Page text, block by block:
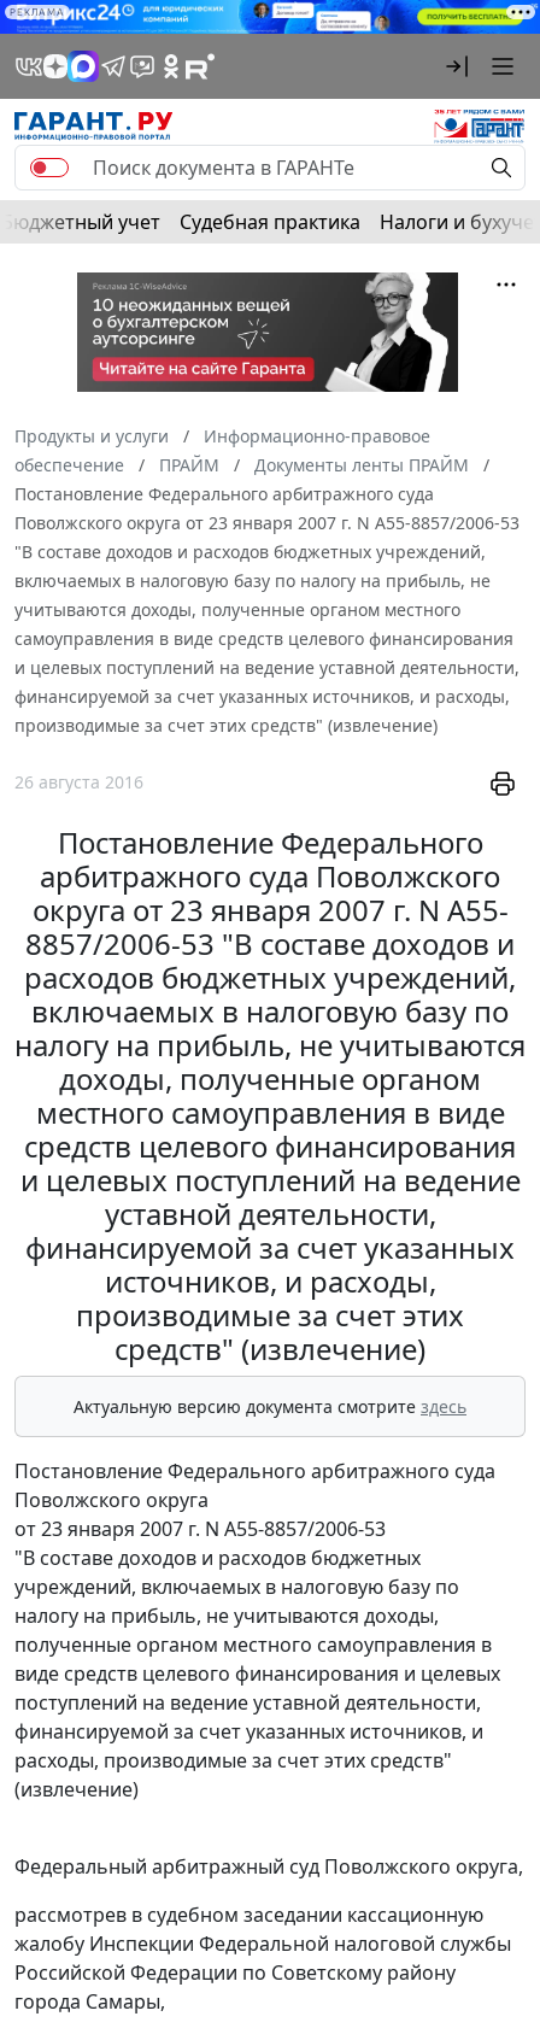
РЕКЛАМА
Бюджетный учет Судебная практика Налоги и
Продукты и услуги
Информационно-правовое
обеспечение
ПРАЙМ
Документы ленты ПРАЙМ
Постановление Федерального арбитражного суда
Поволжского округа от 23 января 2007 г. N А55-8857/2006-53
"В составе доходов и расходов бюджетных учреждений,
включаемых в налоговую базу по налогу на прибыль, не
учитываются доходы, полученные органом местного
самоуправления в виде средств целевого финансирования
и целевых поступлений на ведение уставной деятельности,
финансируемой за счет указанных источников, и расходы,
производимые за счет этих средств" (извлечение)
26 августа 2016
Постановление Федерального
арбитражного суда Поволжского
округа от 23 января 2007 г. N А55-
8857/2006-53 "В составе доходов и
расходов бюджетных учреждений,
включаемых в налоговую базу по
налогу на прибыль, не учитываются
доходы, полученные органом
местного самоуправления в виде
средств целевого финансирования
и целевых поступлений на ведение
уставной деятельности,
финансируемой за счет указанных
источников, и расходы,
производимые за счет этих
средств" (извлечение)
Актуальную версию документа смотрите здесь
Постановление Федерального арбитражного суда
Поволжского округа
от 23 января 2007 г. N А55-8857/2006-53
"В составе доходов и расходов бюджетных
учреждений, включаемых в налоговую базу по
налогу на прибыль, не учитываются доходы,
полученные органом местного самоуправления в
виде средств целевого финансирования и целевых
поступлений на ведение уставной деятельности,
финансируемой за счет указанных источников, и
расходы, производимые за счет этих средств"
(извлечение)
Федеральный арбитражный суд Поволжского округа,
рассмотрев в судебном заседании кассационную
жалобу Инспекции Федеральной налоговой службы
Российской Федерации по Советскому району
города Самары,